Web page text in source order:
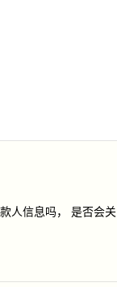
人信息吗， 是否会关